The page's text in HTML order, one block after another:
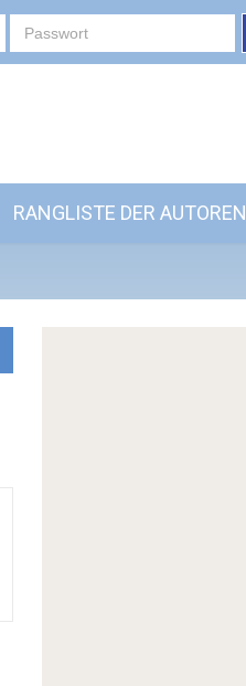
RANGLISTE DER AUTOREN